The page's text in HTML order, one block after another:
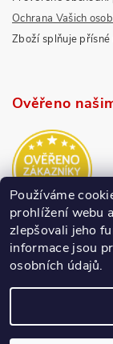
Ochrana Vašich
Zboží splňuje přísné
Ověřeno
Používáme
prohlížení webu
zlepšovali jeho
informace jsou
osobních údajů.